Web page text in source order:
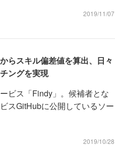
2019/11/07
スキル偏差値を算出、日々
ングを実現
ビス「Findy」。候補者とな
スGitHubに公開しているソー
2019/10/28